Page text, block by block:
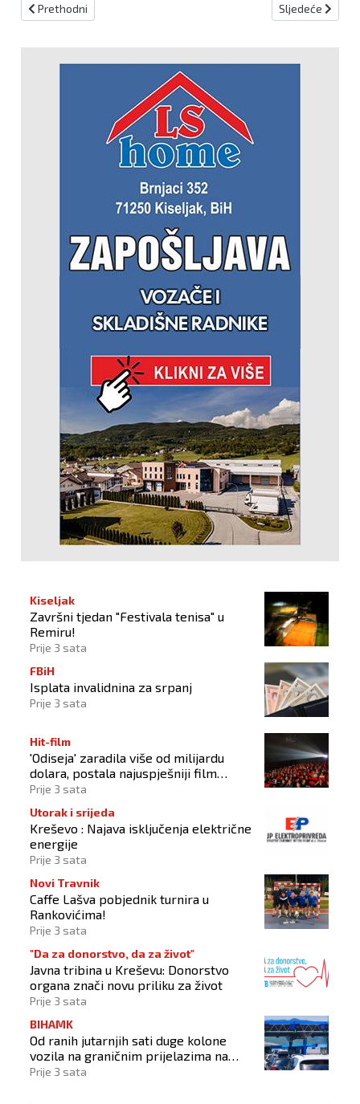
Prethodni članak: Potres magnitude 2.9 stupnjeva po Richteru
Prethodni Sljedeći članak:
Sljedeće
Kiseljak
Završni tjedan "Festivala tenisa" u
Remiru!
Prije 3 sata
FBiH
Isplata invalidnina za srpanj
Prije 3 sata
Hit-film
'Odiseja' zaradila više od milijardu
dolara, postala najuspješniji film
Christophera Nolana
Prije 3 sata
Utorak i srijeda
Kreševo : Najava isključenja električne
energije
Prije 3 sata
Novi Travnik
Caffe Lašva pobjednik turnira u
Rankovićima!
Prije 3 sata
"Da za donorstvo, da za život"
Javna tribina u Kreševu: Donorstvo
organa znači novu priliku za život
Prije 3 sata
BIHAMK
Od ranih jutarnjih sati duge kolone
vozila na graničnim prijelazima na
izlazu iz BiH
Prije 3 sata